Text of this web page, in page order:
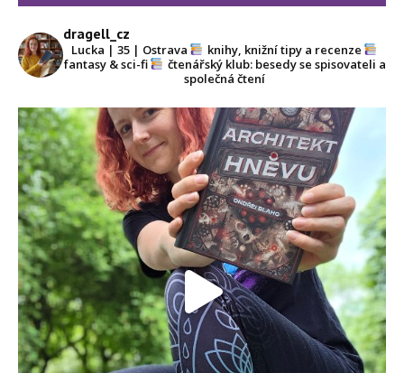
dragell_cz
Lucka | 35 | Ostrava
knihy, knižní tipy a recenze
fantasy & sci-fi
čtenářský klub: besedy se spisovateli a
společná čtení